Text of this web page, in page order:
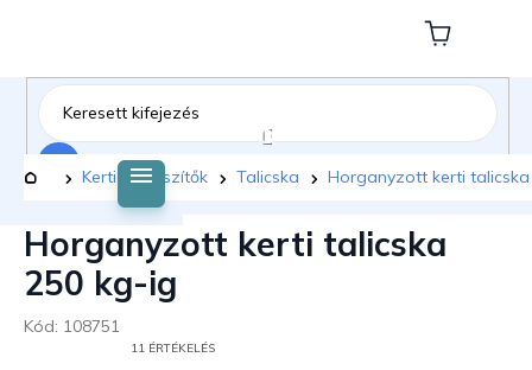
tartalomhoz
Kosár
Kezdőlap
Kerti kiegészítők Talicska Horganyzott kerti
Horganyzott kerti talicska
250 kg-ig
Kód: 108751
11 ÉRTÉKELÉS